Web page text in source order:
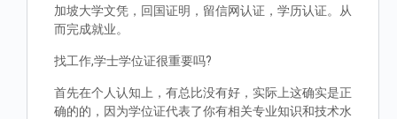
加坡大学文凭，回国证明，留信网认证，学历认证。从
而完成就业。
找工作,学士学位证很重要吗?
首先在个人认知上，有总比没有好，实际上这确实是正
确的的，因为学位证代表了你有相关专业知识和技术水